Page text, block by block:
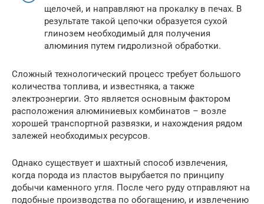
щелочей, и направляют на прокалку в печах. В
результате такой цепочки образуется сухой
глинозем необходимый для получения
алюминия путем гидролизной обработки.
Сложный технологический процесс требует большого
количества топлива, и известняка, а также
электроэнергии. Это является основным фактором
расположения алюминиевых комбинатов – возле
хорошей транспортной развязки, и нахождения рядом
залежей необходимых ресурсов.
Однако существует и шахтный способ извлечения,
когда порода из пластов вырубается по принципу
добычи каменного угля. После чего руду отправляют на
подобные производства по обогащению, и извлечению